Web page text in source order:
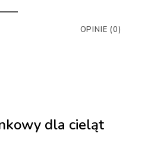
OPINIE (0)
dla cieląt